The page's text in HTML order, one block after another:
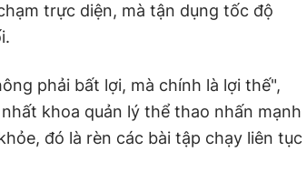
trực diện, mà tận dụng tốc độ
phải bất lợi, mà chính là lợi thế",
khoa quản lý thể thao nhấn mạnh
đó là rèn các bài tập chạy liên tục